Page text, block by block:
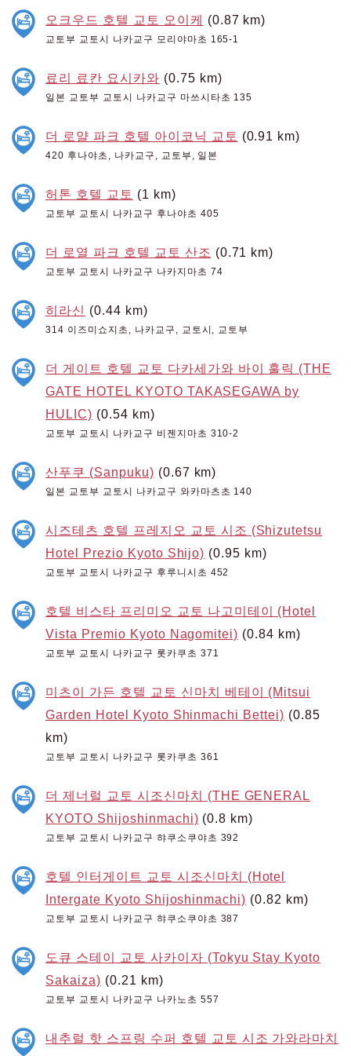
오크우드 호텔 교토 오이케 (0.87 km)
교토부 교토시 나카교구 모리야마초 165-1
료리 료칸 요시카와 (0.75 km)
일본 교토부 교토시 나카교구 마쓰시타초 135
더 로얄 파크 호텔 아이코닉 교토 (0.91 km)
420 후나야초, 나카교구, 교토부, 일본
허톤 호텔 교토 (1 km)
교토부 교토시 나카교구 후나야초 405
더 로열 파크 호텔 교토 산조 (0.71 km)
교토부 교토시 나카교구 나카지마초 74
히라신 (0.44 km)
314 이즈미쇼지초, 나카교구, 교토시, 교토부
더 게이트 호텔 교토 다카세가와 바이 훌릭 (THE
GATE HOTEL KYOTO TAKASEGAWA by
HULIC) (0.54 km)
교토부 교토시 나카교구 비젠지마초 310-2
산푸쿠 (Sanpuku) (0.67 km)
일본 교토부 교토시 나카교구 와카마츠초 140
시즈테츠 호텔 프레지오 교토 시조 (Shizutetsu
Hotel Prezio Kyoto Shijo) (0.95 km)
교토부 교토시 나카교구 후루니시초 452
호텔 비스타 프리미오 교토 나고미테이 (Hotel
Vista Premio Kyoto Nagomitei) (0.84 km)
교토부 교토시 나카교구 롯카쿠초 371
미츠이 가든 호텔 교토 신마치 베테이 (Mitsui
Garden Hotel Kyoto Shinmachi Bettei) (0.85
km)
교토부 교토시 나카교구 롯카쿠초 361
더 제너럴 교토 시조신마치 (THE GENERAL
KYOTO Shijoshinmachi) (0.8 km)
교토부 교토시 나카교구 햐쿠소쿠야초 392
호텔 인터게이트 교토 시조신마치 (Hotel
Intergate Kyoto Shijoshinmachi) (0.82 km)
교토부 교토시 나카교구 햐쿠소쿠야초 387
도큐 스테이 교토 사카이자 (Tokyu Stay Kyoto
Sakaiza) (0.21 km)
교토부 교토시 나카교구 나카노초 557
내추럴 핫 스프링 수퍼 호텔 교토 시조 가와라마치